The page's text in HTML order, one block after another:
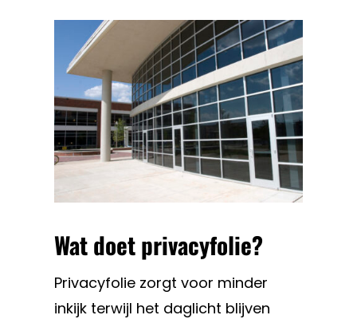
Wat doet privacyfolie?
Privacyfolie zorgt voor minder
inkijk terwijl het daglicht blijven